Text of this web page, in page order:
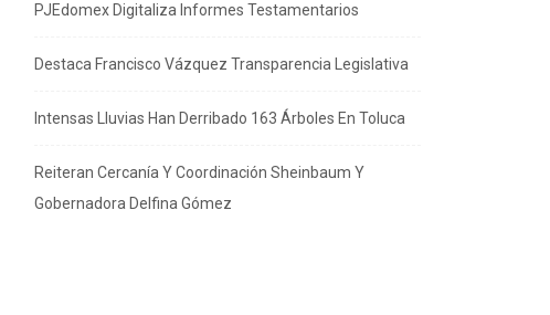
PJEdomex Digitaliza Informes Testamentarios
Destaca Francisco Vázquez Transparencia Legislativa
Intensas Lluvias Han Derribado 163 Árboles En Toluca
Reiteran Cercanía Y Coordinación Sheinbaum Y
Gobernadora Delfina Gómez